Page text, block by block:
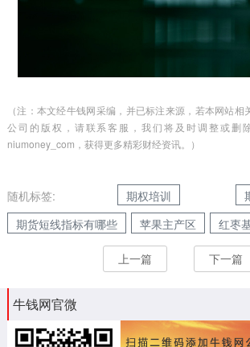
（注：本文经牛钱网采编，并已标注来源，若本网站
公司的版权，请联系客服，我们将及时调整或删
niumoney_com，获得更多精彩财经资讯。）
随机标签: 期权培训
期货短线指标有哪些
苹果主产区 红枣
上一篇 下一篇
牛钱网官微